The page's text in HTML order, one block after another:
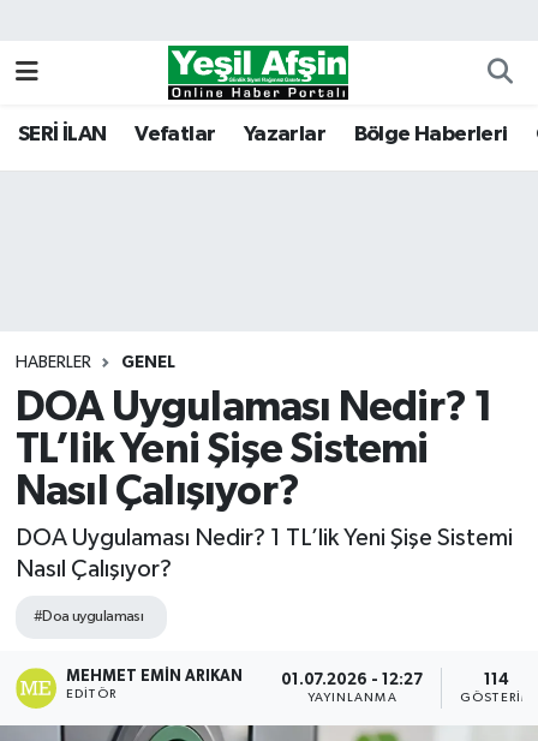
SERİ İLAN Vefatlar Yazarlar Bölge Haberleri
HABERLER GENEL
DOA Uygulaması Nedir? 1
TL’lik Yeni Şişe Sistemi
Nasıl Çalışıyor?
DOA Uygulaması Nedir? 1 TL’lik Yeni Şişe Sistemi
Nasıl Çalışıyor?
#Doa uygulaması
MEHMET EMIN ARIKAN
EDITÖR
01.07.2026 - 12:27
YAYINLANMA
114
GÖSTERIM
Kahramanmaraş Nöbetçi Eczaneler
Tüm Manşetler
Son Dakika Haberleri